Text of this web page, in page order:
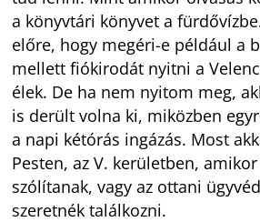
a könyvtári könyvet a
előre, hogy megéri-e például a
mellett fiókirodát nyitni a
élek. De ha nem nyitom meg,
is derült volna ki, miközben
a napi kétórás ingázás. Most
Pesten, az V. kerületben,
szólítanak, vagy az ottani
szeretnék találkozni.